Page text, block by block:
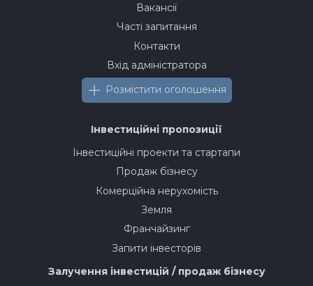
Вакансії
Часті запитання
Контакти
Вхід адміністратора
Розмістити оголошення
Інвестиційні пропозиції
Інвестиційні проекти та стартапи
Продаж бізнесу
Комерційна нерухомість
Земля
Франчайзинг
Запити інвесторів
Залучення інвестицій / продаж бізнесу